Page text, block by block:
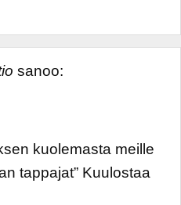
sanoo:
kuolemasta meille
tappajat” Kuulostaa